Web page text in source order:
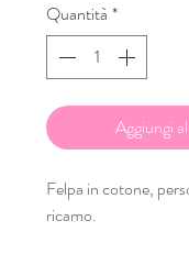
Quantità *
Aggiungi
Felpa in cotone,
ricamo.